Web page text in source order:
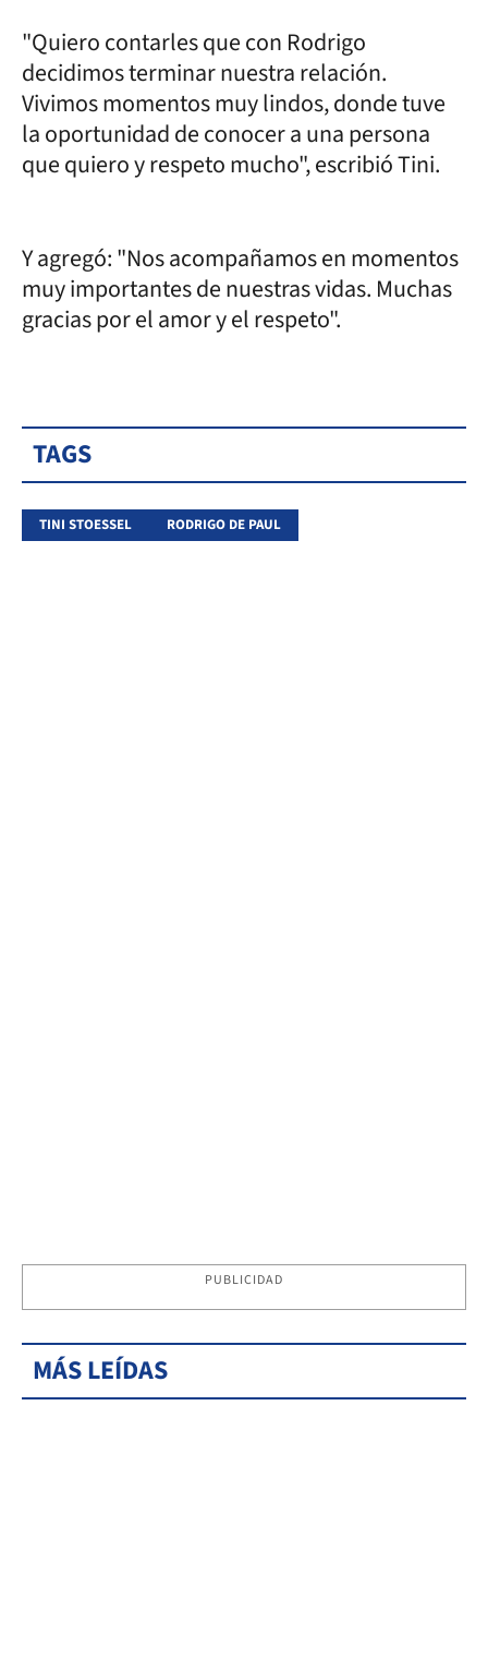
"Quiero contarles que con Rodrigo
decidimos terminar nuestra relación.
Vivimos momentos muy lindos, donde tuve
la oportunidad de conocer a una persona
que quiero y respeto mucho", escribió Tini.
Y agregó: "Nos acompañamos en momentos
muy importantes de nuestras vidas. Muchas
gracias por el amor y el respeto".
TAGS
TINI STOESSEL RODRIGO DE PAUL
PUBLICIDAD
MÁS LEÍDAS